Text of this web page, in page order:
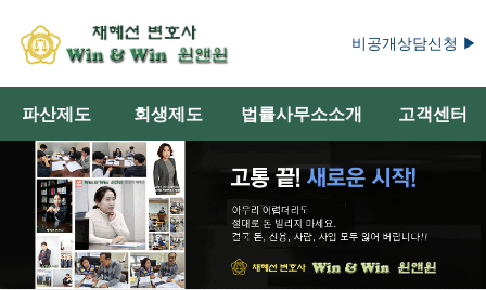
비공개상담신청 ▶
파산제도 회생제도 법률사무소소개 고객센터